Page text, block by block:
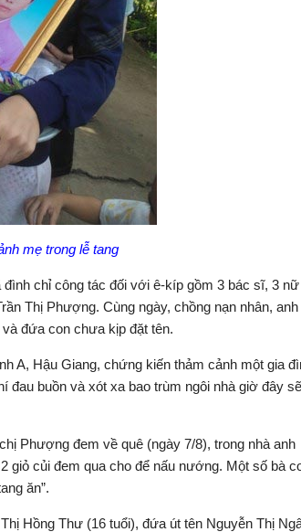
mẹ trong lễ tang
chỉ công tác đối với ê-kíp gồm 3 bác sĩ, 3
Thị Phượng. Cùng ngày, chồng nạn nhân, anh
đứa con chưa kịp đặt tên.
A, Hậu Giang, chứng kiến thảm cảnh một gia
buồn và xót xa bao trùm ngôi nhà giờ đây
Phượng đem về quê (ngày 7/8), trong nhà anh
giỏ củi đem qua cho để nấu nướng. Một số bà
ăn”.
Hồng Thư (16 tuổi), đứa út tên Nguyễn Thị